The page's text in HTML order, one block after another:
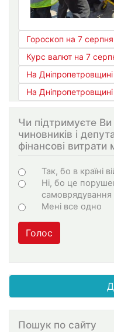
Гороскоп на 7
Курс валют на 7
На
На
Чи підтримуєте Ви
чиновників і
фінансові
Choices
Так, бо в країні
Ні, бо це
самоврядування
Мені все одно
Голос
Пошук по сайту